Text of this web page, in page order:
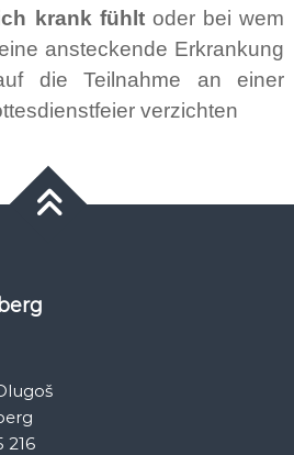
krank fühlt oder bei wem
ansteckende Erkrankung
die Teilnahme an einer
verzichten
216